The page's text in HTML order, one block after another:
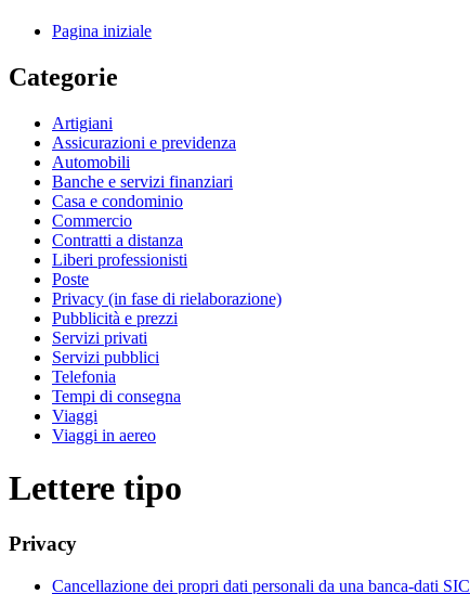
Pagina iniziale
Categorie
Artigiani
Assicurazioni e previdenza
Automobili
Banche e servizi finanziari
Casa e condominio
Commercio
Contratti a distanza
Liberi professionisti
Poste
Privacy (in fase di rielaborazione)
Pubblicità e prezzi
Servizi privati
Servizi pubblici
Telefonia
Tempi di consegna
Viaggi
Viaggi in aereo
Lettere tipo
Privacy
Cancellazione dei propri dati personali da una banca-dati SIC